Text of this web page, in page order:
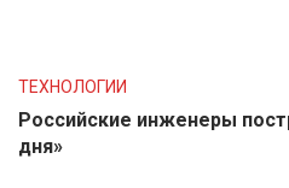
ТЕХНОЛОГИИ
Российские инженеры
дня»